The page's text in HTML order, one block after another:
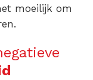
moeilijk om